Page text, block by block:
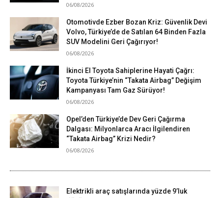
06/08/2026
Otomotivde Ezber Bozan Kriz: Güvenlik Devi
Volvo, Türkiye’de de Satılan 64 Binden Fazla
SUV Modelini Geri Çağırıyor!
06/08/2026
İkinci El Toyota Sahiplerine Hayati Çağrı:
Toyota Türkiye’nin “Takata Airbag” Değişim
Kampanyası Tam Gaz Sürüyor!
06/08/2026
Opel’den Türkiye’de Dev Geri Çağırma
Dalgası: Milyonlarca Aracı İlgilendiren
“Takata Airbag” Krizi Nedir?
06/08/2026
Elektrikli araç satışlarında yüzde 9’luk